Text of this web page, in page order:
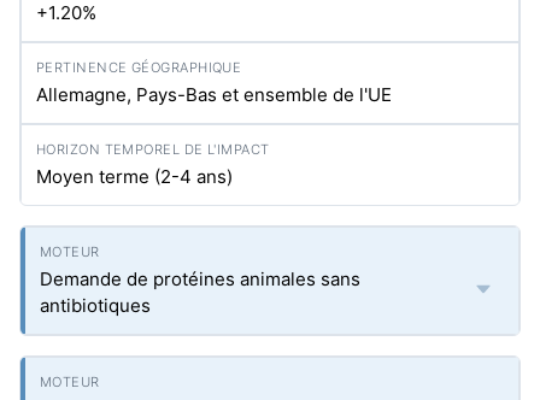
+1.20%
Allemagne, Pays-Bas et ensemble de l'UE
Moyen terme (2-4 ans)
Demande de protéines animales sans
antibiotiques